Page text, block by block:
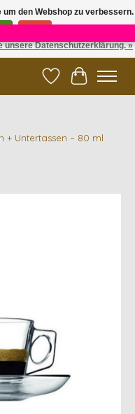
×
Wunschzettel
Ihr
+ Untertassen – 80 ml
den Webshop zu verbessern.
unsere Datenschutzerklärung. »